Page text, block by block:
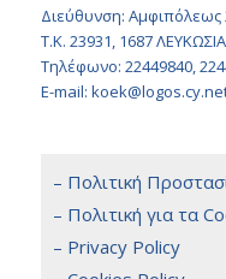
Διεύθυνση: Αμφιπόλεως
Τ.Κ. 23931, 1687 ΛΕΥΚΩΣΙΑ
Τηλέφωνο: 22449840,
E-mail:
– Πολιτική
– Πολιτική για τα
– Privacy Policy